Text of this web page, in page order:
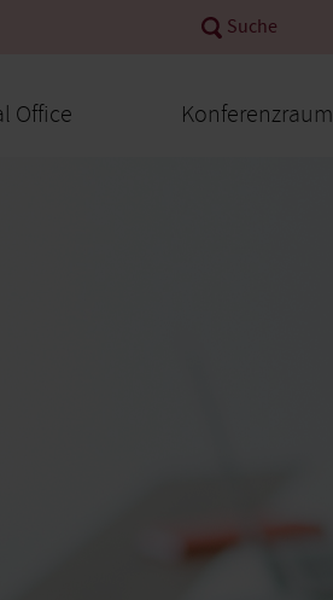
Suche
Office Konferenzraum